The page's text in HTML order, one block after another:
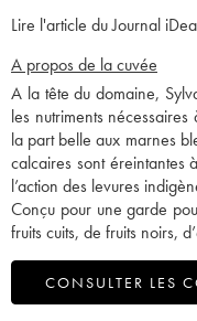
Lire l'article du Journal
A propos de la cuvée
A la tête du domaine,
les nutriments
la part belle aux marnes
calcaires sont éreintantes
l’action des levures
Conçu pour une garde
fruits cuits, de fruits noirs,
CONSULTER LES